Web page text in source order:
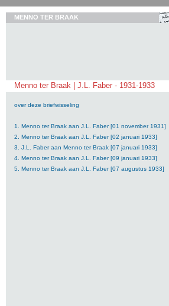
MENNO TER BRAAK
Menno ter Braak | J.L. Faber - 1931-1933
over deze briefwisseling
1. Menno ter Braak aan J.L. Faber [01 november 1931]
2. Menno ter Braak aan J.L. Faber [02 januari 1933]
3. J.L. Faber aan Menno ter Braak [07 januari 1933]
4. Menno ter Braak aan J.L. Faber [09 januari 1933]
5. Menno ter Braak aan J.L. Faber [07 augustus 1933]